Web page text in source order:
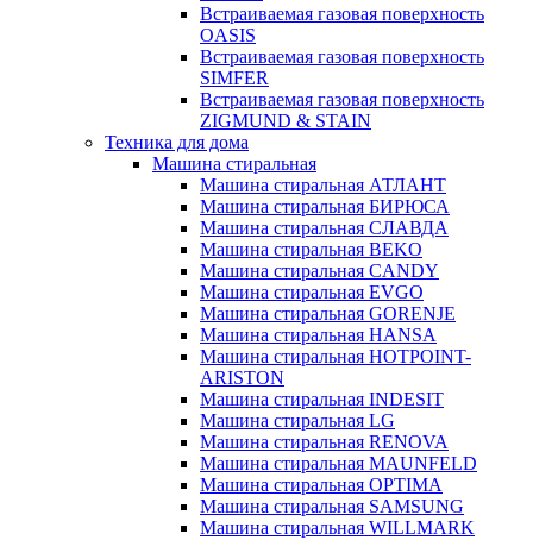
Встраиваемая газовая поверхность
OASIS
Встраиваемая газовая поверхность
SIMFER
Встраиваемая газовая поверхность
ZIGMUND & STAIN
Техника для дома
Машина стиральная
Машина стиральная АТЛАНТ
Машина стиральная БИРЮСА
Машина стиральная СЛАВДА
Машина стиральная BEKO
Машина стиральная CANDY
Машина стиральная EVGO
Машина стиральная GORENJE
Машина стиральная HANSA
Машина стиральная HOTPOINT-
ARISTON
Машина стиральная INDESIT
Машина стиральная LG
Машина стиральная RENOVA
Машина стиральная MAUNFELD
Машина стиральная OPTIMA
Машина стиральная SAMSUNG
Машина стиральная WILLMARK